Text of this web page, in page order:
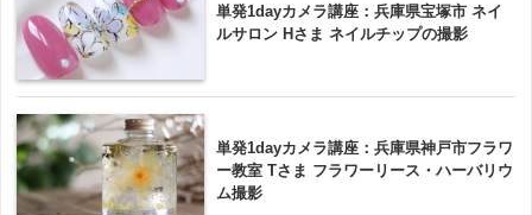
単発1dayカメラ講座：兵庫県宝塚市 ネイ
ルサロン Hさま ネイルチップの撮影
単発1dayカメラ講座：兵庫県神戸市フラワ
ー教室 Tさま フラワーリース・ハーバリウ
ム撮影